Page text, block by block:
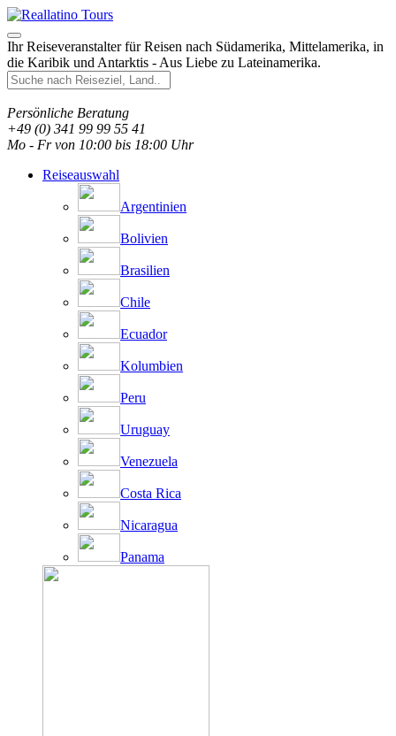
Ihr Reiseveranstalter für Reisen nach Südamerika, Mittelamerika, in
die Karibik und Antarktis - Aus Liebe zu Lateinamerika.
Persönliche Beratung
+49 (0) 341 99 99 55 41
Mo - Fr von 10:00 bis 18:00 Uhr
Reiseauswahl
Argentinien
Bolivien
Brasilien
Chile
Ecuador
Kolumbien
Peru
Uruguay
Venezuela
Costa Rica
Nicaragua
Panama